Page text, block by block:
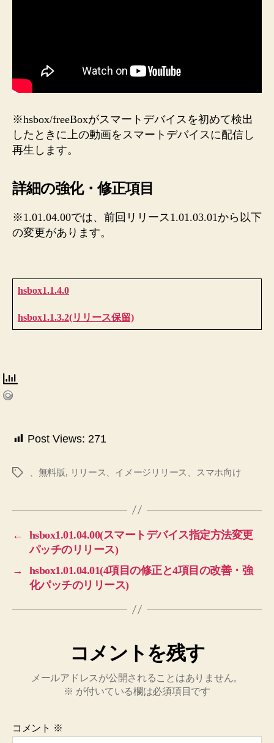
※hsbox/freeBoxがスマートデバイスを初めて検出
したときに上の動画をスマートデバイスに配信し
再生します。
詳細の強化・修正項目
※1.01.04.00では、前回リリース1.01.03.01から以下
の変更があります。
hsbox1.1.4.0
hsbox1.1.3.2(リリース保留)
Post Views: 271
タ
、無料版, リリース、イメージリリース、スマホ向け
←
hsbox1.01.04.00(スマートデバイス指定方法変更
パッチのリリース)
→
hsbox1.01.04.01(4項目の修正と4項目の改善・強
化パッチのリリース)
コメントを残す
メールアドレスが公開されることはありません。
※ が付いている欄は必須項目です
コメント ※